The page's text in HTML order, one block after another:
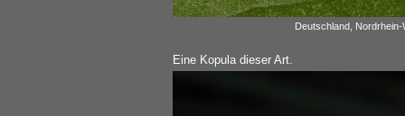
Deutschland,
Eine Kopula dieser Art.